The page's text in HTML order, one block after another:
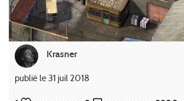
Krasner
publié le 31 juil 2018